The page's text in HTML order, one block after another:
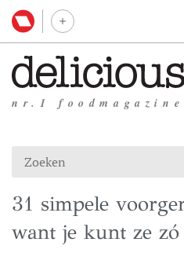
nr.1 foodmagazine
31 simpele
want je kunt ze